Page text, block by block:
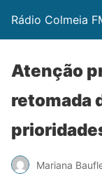
Rádio Colmeia
Atenção
retomada
Mariana